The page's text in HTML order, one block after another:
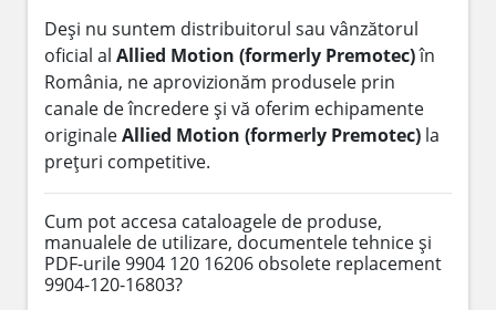
Deși nu suntem distribuitorul sau vânzătorul
oficial al Allied Motion (formerly Premotec)în
România, ne aprovizionăm produsele prin
canale de încredere și vă oferim echipamente
originaleAllied Motion (formerly Premotec) la
prețuri competitive.
Cum pot accesa cataloagele de produse,
manualele de utilizare, documentele tehnice și
PDF-urile 9904 120 16206 obsolete replacement
9904-120-16803?